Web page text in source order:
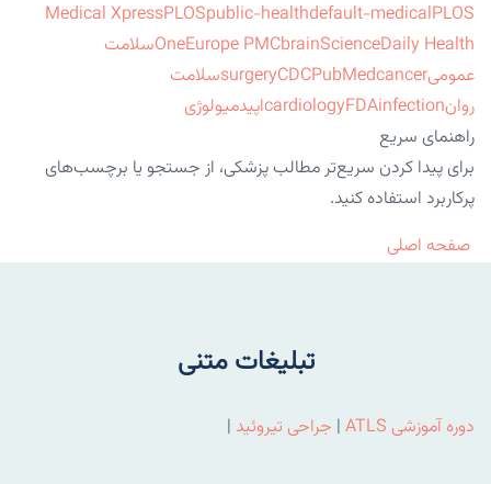
Medical XpressPLOSpublic-healthdefault-medicalPLOS
OneEurope PMCbrainScienceDaily Health
سلامت
عمومی
surgeryCDCPubMedcancer
سلامت
روان
cardiologyFDAinfection
اپیدمیولوژی
راهنمای سریع
برای پیدا کردن سریع‌تر مطالب پزشکی، از جستجو یا برچسب‌های
پرکاربرد استفاده کنید.
صفحه اصلی
تبلیغات متنی
دوره آموزشی ATLS | جراحی تیروئید |